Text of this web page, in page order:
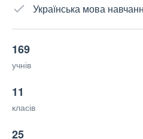
Українська мова
169
учнів
11
класів
25